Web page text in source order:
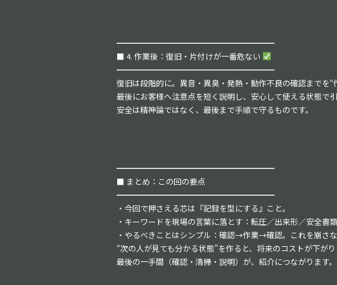
━━━━━━━━━━━━━━━━━━━━
■ 4. 作業後：復旧・片付けが一番危ない
━━━━━━━━━━━━━━━━━━━━
復旧は段階的に。異音・異臭・発熱・動作不良の確認までを“
最後にお客様へ注意点を短く説明し、安心して使える状態で引
安全は精神論ではなく、最後まで手順で守るものです。
━━━━━━━━━━━━━━━━━━━━
■ まとめ：この回の要点
━━━━━━━━━━━━━━━━━━━━
・今回で押さえる芯は『記録を型にする』こと。
・キーワードを現場の言葉に落とす：転圧／出来形／安全書
・やるべきことはシンプル：確認→作業→確認。これを崩さな
“次の人が見ても分かる状態”を作ると、将来のコストが下がり
最後の一手間（確認・清掃・説明）が、紹介につながります。